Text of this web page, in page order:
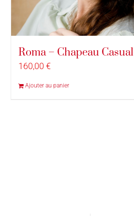
Roma – Chapeau Casual
160,00€
Ajouter au panier